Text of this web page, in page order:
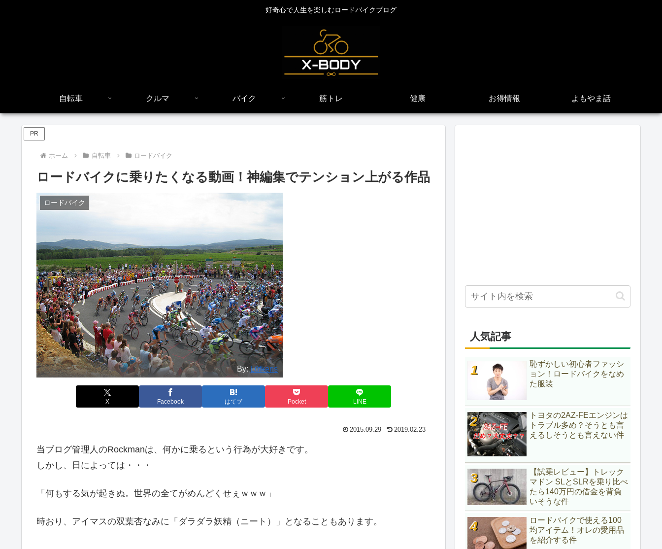
好奇心で人生を楽しむロードバイクブログ
自転車 クルマ バイク 筋トレ 健康 お得情報 よもやま話
PR
ホーム 自転車 ロードバイク
ロードバイクに乗りたくなる動画！神編集でテンション上がる作品
ロードバイク
By:Lüfkens
X Facebook はてブ Pocket LINE
2015.09.29 2019.02.23
当ブログ管理人のRockmanは、何かに乗るという行為が大好きです。
しかし、日によっては・・・
「何もする気が起きぬ。世界の全てがめんどくせぇｗｗｗ」
時おり、アイマスの双葉杏なみに「ダラダラ妖精（ニート）」となることもあります。
人気記事
恥ずかしい初心者ファッシ
ョン！ロードバイクをなめ
た服装
トヨタの2AZ-FEエンジンは
トラブル多め？そうとも言
えるしそうとも言えない件
【試乗レビュー】トレック
マドン SLとSLRを乗り比べ
たら140万円の借金を背負
いそうな件
ロードバイクで使える100
均アイテム！オレの愛用品
を紹介する件